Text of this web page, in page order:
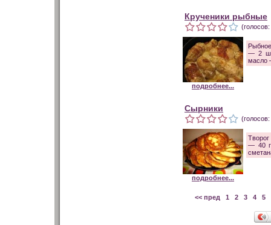
Крученики рыбные
подробнее...
— 2
масло
Сырники
подробнее...
— 40
<< пред 1 2 3 4 5